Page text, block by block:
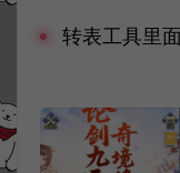
转表工具里